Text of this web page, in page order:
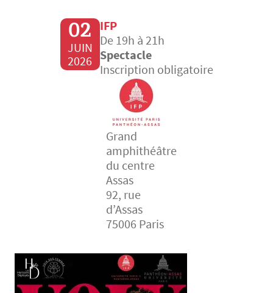
02
JUIN
2026
IFP
De 19h à 21h
Spectacle
Inscription obligatoire
Grand
amphithéâtre
du centre
Assas
92, rue
d’Assas
75006 Paris